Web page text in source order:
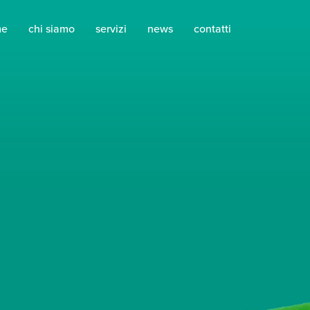
chi siamo servizi news contatti